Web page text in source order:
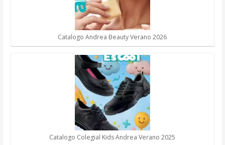
Catalogo Andrea Beauty Verano 2026
Catalogo Colegial Kids Andrea Verano 2025